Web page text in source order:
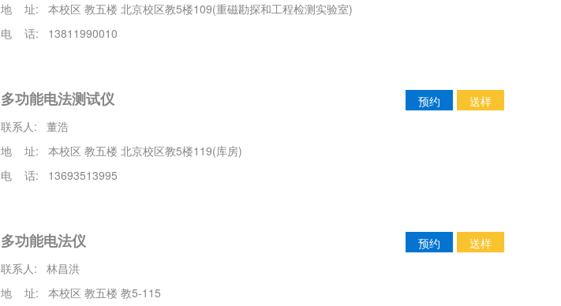
地 址: 本校区 教五楼 北京校区教5楼109(重磁勘探和工程检测实验室)
电 话: 13811990010
多功能电法测试仪 预约
送样
联系人: 董浩
地 址: 本校区 教五楼 北京校区教5楼119(库房)
电 话: 13693513995
多功能电法仪 预约
送样
联系人: 林昌洪
地 址: 本校区 教五楼 教5-115